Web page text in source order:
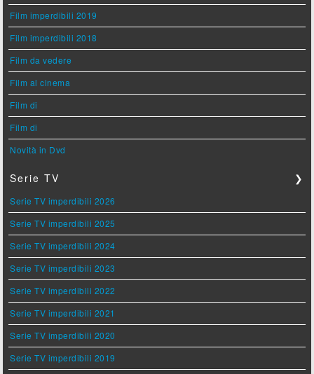
Film imperdibili 2019
Film imperdibili 2018
Film da vedere
Film al cinema
Film di
Film di
Novità in Dvd
Serie TV ❯
Serie TV imperdibili 2026
Serie TV imperdibili 2025
Serie TV imperdibili 2024
Serie TV imperdibili 2023
Serie TV imperdibili 2022
Serie TV imperdibili 2021
Serie TV imperdibili 2020
Serie TV imperdibili 2019